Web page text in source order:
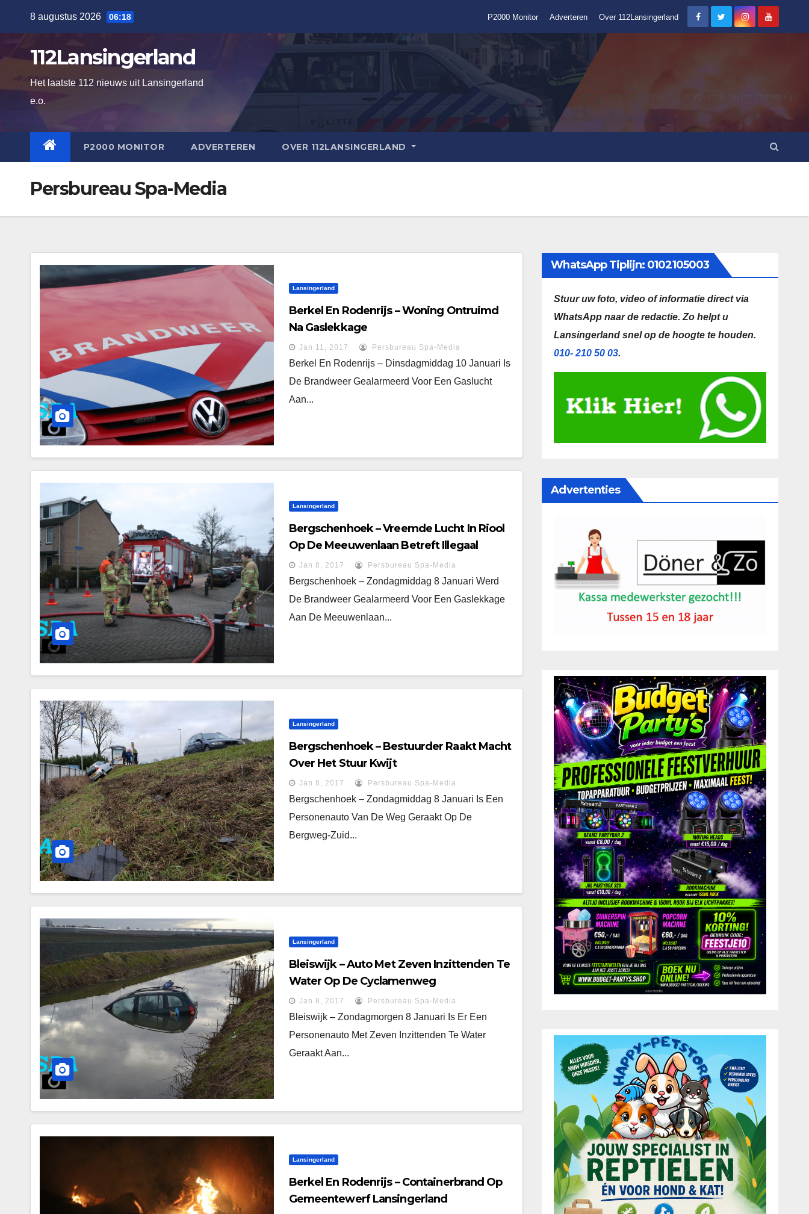
inhoud
8 augustus 2026 06:18 P2000 Monitor Adverteren Over 112Lansingerland
112Lansingerland
Het laatste 112 nieuws uit Lansingerland
e.o.
P2000 MONITOR ADVERTEREN OVER 112LANSINGERLAND
Persbureau Spa-Media
Lansingerland
Berkel En Rodenrijs – Woning Ontruimd
Na Gaslekkage
Jan 11, 2017 Persbureau Spa-Media
Berkel En Rodenrijs – Dinsdagmiddag 10 Januari Is
De Brandweer Gealarmeerd Voor Een Gaslucht
Aan...
Lansingerland
Bergschenhoek – Vreemde Lucht In Riool
Op De Meeuwenlaan Betreft Illegaal
Geloosd Terpentine
Jan 8, 2017 Persbureau Spa-Media
Bergschenhoek – Zondagmiddag 8 Januari Werd
De Brandweer Gealarmeerd Voor Een Gaslekkage
Aan De Meeuwenlaan...
Lansingerland
Bergschenhoek – Bestuurder Raakt Macht
Over Het Stuur Kwijt
Jan 8, 2017 Persbureau Spa-Media
Bergschenhoek – Zondagmiddag 8 Januari Is Een
Personenauto Van De Weg Geraakt Op De
Bergweg-Zuid...
Lansingerland
Bleiswijk – Auto Met Zeven Inzittenden Te
Water Op De Cyclamenweg
Jan 8, 2017 Persbureau Spa-Media
Bleiswijk – Zondagmorgen 8 Januari Is Er Een
Personenauto Met Zeven Inzittenden Te Water
Geraakt Aan...
Lansingerland
Berkel En Rodenrijs – Containerbrand Op
Gemeentewerf Lansingerland
WhatsApp Tiplijn: 0102105003
Stuur uw foto, video of informatie direct via
WhatsApp naar de redactie.Zo helpt u
Lansingerland snel op de hoogte te houden.
010- 210 50 03.
Advertenties